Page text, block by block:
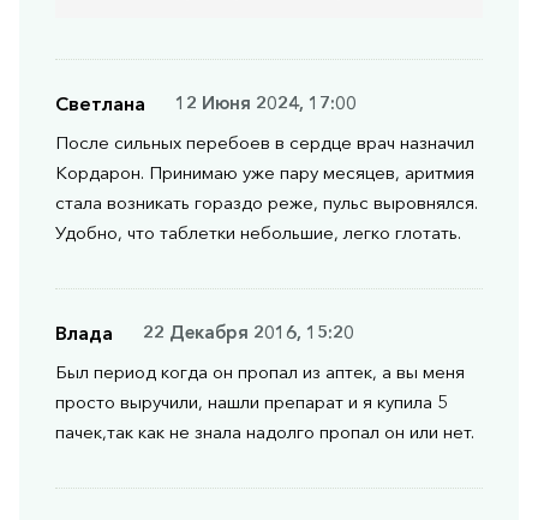
Светлана
12 Июня 2024, 17:00
После сильных перебоев в сердце врач назначил
Кордарон. Принимаю уже пару месяцев, аритмия
стала возникать гораздо реже, пульс выровнялся.
Удобно, что таблетки небольшие, легко глотать.
Влада
22 Декабря 2016, 15:20
Был период когда он пропал из аптек, а вы меня
просто выручили, нашли препарат и я купила 5
пачек,так как не знала надолго пропал он или нет.